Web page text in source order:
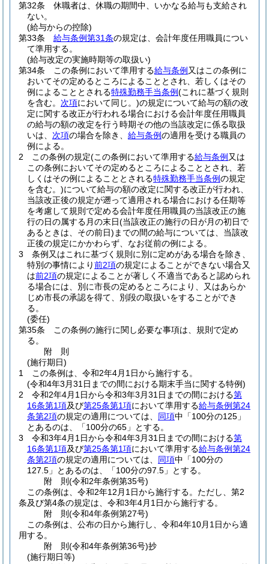
第32条
休職者は、休職の期間中、いかなる給与も支給され
ない。
(給与からの控除)
第33条
給与条例第31条の規定は、会計年度任用職員につい
て準用する。
(給与改定の実施時期等の取扱い)
第34条
この条例において準用する給与条例 又はこの条例に
おいてその定めるところによることとされ、若しくはその
例によることとされる特殊勤務手当条例(これに基づく規則
を含む。 次項において同じ。)の規定について給与の額の改
定に関する改正が行われる場合における会計年度任用職員
の給与の額の改定を行う時期その他の当該改定に係る取扱
いは、 次項の場合を除き、 給与条例の適用を受ける職員の
例による。
2
この条例の規定(この条例において準用する給与条例 又は
この条例においてその定めるところによることとされ、若
しくはその例によることとされる特殊勤務手当条例の規定
を含む。)について給与の額の改定に関する改正が行われ、
当該改正後の規定が遡って適用される場合における任期等
を考慮して規則で定める会計年度任用職員の当該改正の施
行の日の属する月の末日(当該改正の施行の日が月の初日で
あるときは、その前日) までの間の給与については、当該改
正後の規定にかかわらず、なお従前の例による。
3
条例又はこれに基づく規則に別に定めがある場合を除き、
特別の事情により前2項の規定によることができない場合又
は前2項の規定によることが著しく不適当であると認められ
る場合には、別に市長の定めるところにより、又はあらか
じめ市長の承認を得て、別段の取扱いをすることができ
る。
(委任)
第35条
この条例の施行に関し必要な事項は、規則で定め
る。
附 則
(施行期日)
1
この条例は、令和2年4月1日から施行する。
(令和4年3月31日までの間における期末手当に関する特例)
2
令和2年4月1日から令和3年3月31日までの間における第
16条第1項及び第25条第1項において準用する給与条例第24
条第2項の規定の適用については、 同項中「100分の125」
とあるのは、「100分の65」とする。
3
令和3年4月1日から令和4年3月31日までの間における第
16条第1項及び第25条第1項において準用する給与条例第24
条第2項の規定の適用については、 同項中「100分の
127.5」とあるのは、「100分の97.5」とする。
附 則(令和2年条例第35号)
この条例は、令和2年12月1日から施行する。 ただし、第2
条及び第4条の規定は、令和3年4月1日から施行する。
附 則(令和4年条例第27号)
この条例は、公布の日から施行し、令和4年10月1日から適
用する。
附 則(令和4年条例第36号)抄
(施行期日等)